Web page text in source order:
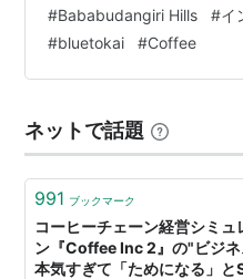
トルのところで 収穫する
BLUE TOKAI COFFEE
ランキング参加中gooから
#Bababudangiri Hills #イ
#bluetokai #Coffee
ネットで話題
991 ブックマーク
コーヒーチェーン経営シミュ
ン『Coffee Inc 2』の"ビジ
本気すぎて「ためになる」と